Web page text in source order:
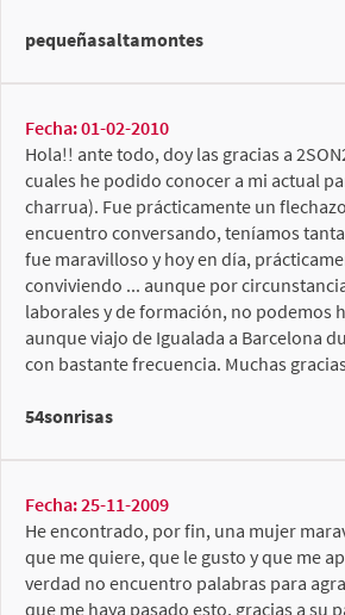
pequeñasaltamontes
Fecha: 01-02-2010
Hola!! ante todo, doy las gracias a
cuales he podido conocer a mi actual
charrua). Fue prácticamente un
encuentro conversando, teníamos
fue maravilloso y hoy en día,
conviviendo ... aunque por
laborales y de formación, no podemos
aunque viajo de Igualada a Barcelona
con bastante frecuencia. Muchas
54sonrisas
Fecha: 25-11-2009
He encontrado, por fin, una mujer
que me quiere, que le gusto y que me
verdad no encuentro palabras para
que me haya pasado esto, gracias a su